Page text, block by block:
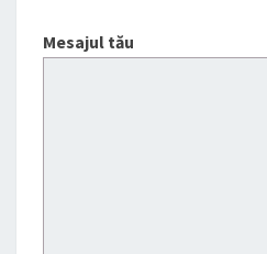
Mesajul tău